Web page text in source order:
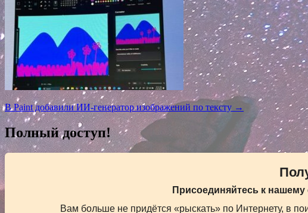
Навигация
по
записям
В Paint добавили ИИ-генератор изображений по тексту →
Полный доступ!
Присоединяйтесь к
Вам больше не придётся «рыскать» по Интернету, в